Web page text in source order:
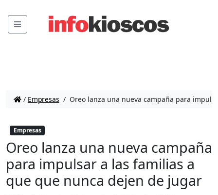
Menu
/ Empresas / Oreo lanza una nueva campaña para
Empresas
Oreo lanza una nueva campaña
para impulsar a las familias a
que que nunca dejen de jugar